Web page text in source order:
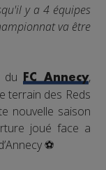
y a 4 équipes
va être
du FC Annecy,
terrain des Reds
nouvelle saison
joué face a
⚽